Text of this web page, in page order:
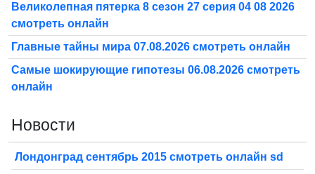
Великолепная пятерка 8 сезон 27 серия 04 08 2026
смотреть онлайн
Главные тайны мира 07.08.2026 смотреть онлайн
Самые шокирующие гипотезы 06.08.2026 смотреть
онлайн
Новости
Лондонград сентябрь 2015 смотреть онлайн sd